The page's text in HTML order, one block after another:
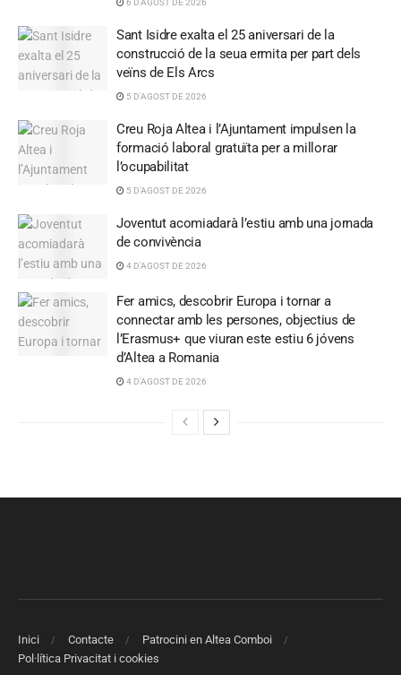
6 D'AGOST DE 2026
Sant Isidre exalta el 25 aniversari de la
construcció de la seua ermita per part dels
veïns de Els Arcs
5 D'AGOST DE 2026
Creu Roja Altea i l’Ajuntament impulsen la
formació laboral gratuïta per a millorar
l’ocupabilitat
5 D'AGOST DE 2026
Joventut acomiadarà l’estiu amb una jornada
de convivència
4 D'AGOST DE 2026
Fer amics, descobrir Europa i tornar a
connectar amb les persones, objectius de
l’Erasmus+ que viuran este estiu 6 jóvens
d’Altea a Romania
4 D'AGOST DE 2026
Inici Contacte
Patrocini en Altea Comboi
Pol·lítica Privacitat i cookies